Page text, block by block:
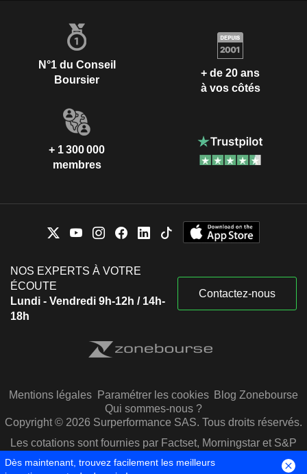
N°1 du Conseil
Boursier
+ de 20 ans
à vos côtés
+ 1 300 000
membres
NOS EXPERTS À VOTRE
ÉCOUTE
Lundi - Vendredi 9h-12h / 14h-
18h
Contactez-nous
Mentions légales Paramétrer les cookies Blog Zonebourse
Qui sommes-nous ?
Copyright © 2026 Surperformance SAS. Tous droits réservés.
Les cotations sont fournies par Factset, Morningstar et S&P
Capital IQ
Dès maintenant, trouvez facilement les meilleurs